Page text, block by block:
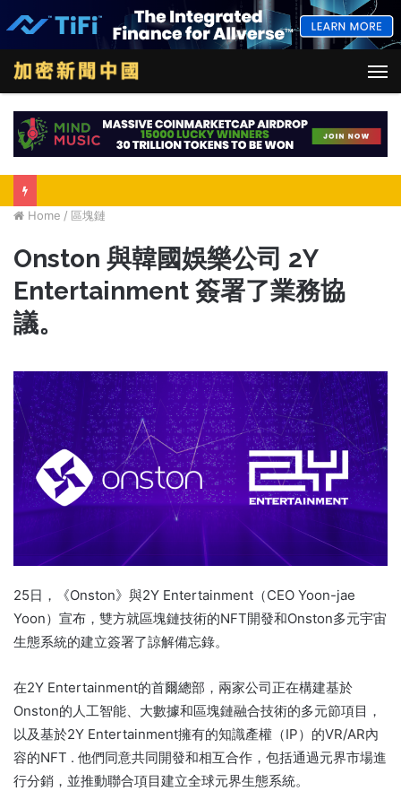
Home / 區塊鏈
Onston 與韓國娛樂公司 2Y
Entertainment 簽署了業務協
議。
25日，《Onston》與2Y Entertainment（CEO Yoon-jae
Yoon）宣布，雙方就區塊鏈技術的NFT開發和Onston多元宇宙
生態系統的建立簽署了諒解備忘錄。
在2Y Entertainment的首爾總部，兩家公司正在構建基於
Onston的人工智能、大數據和區塊鏈融合技術的多元節項目，
以及基於2Y Entertainment擁有的知識產權（IP）的VR/AR內
容的NFT . 他們同意共同開發和相互合作，包括通過元界市場進
行分銷，並推動聯合項目建立全球元界生態系統。